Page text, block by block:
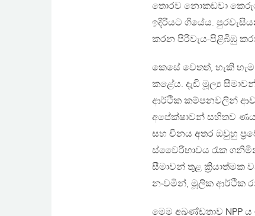
තොරව නොකඩවා
ඉදිරියට ගියේය.
කරන පිරිවැය-පිළිබිඹු
කෙසේ වෙතත්, හැකි
කළේය. දැඩි මූල්‍ය
ආර්ථික කම්පනවලින්
අපේක්ෂාවන් සහිතව ණය
සහ චීනය අතර ඔවුහු
ස්වෛරීභාවය රැක
සීමාවන් තුළ ක්‍රියාත්මක
නංවමින්, මූලික ආර්ථික
මෙම අඛණ්ඩතාව NPP